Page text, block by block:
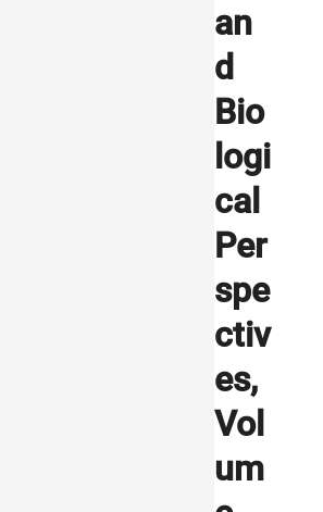
an
d
Bio
logi
cal
Per
spe
ctiv
es,
Vol
um